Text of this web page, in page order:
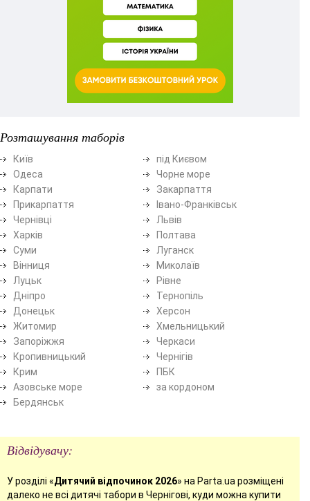
Розташування таборів
Київ
Одеса
Карпати
Прикарпаття
Чернівці
Харків
Суми
Вінниця
Луцьк
Дніпро
Донецьк
Житомир
Запоріжжя
Кропивницький
Крим
Азовське море
Бердянськ
під Києвом
Чорне море
Закарпаття
Івано-Франківськ
Львів
Полтава
Луганск
Миколаїв
Рівне
Тернопіль
Херсон
Хмельницький
Черкаси
Чернігів
ПБК
за кордоном
Відвідувачу:
У розділі «Дитячий відпочинок 2026» на Parta.ua розміщені
далеко не всі дитячі табори в Чернігові, куди можна купити